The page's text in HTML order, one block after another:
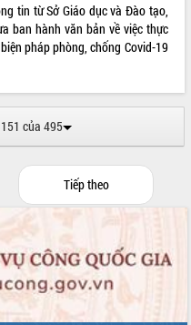
tin từ Sở Giáo dục và Đào tạo,
ban hành văn bản về việc thực
pháp phòng, chống Covid-19
của 495
Tiếp theo